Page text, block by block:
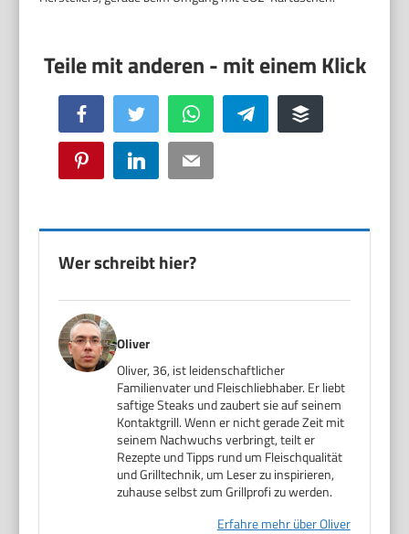
Facebook Twitter WhatsApp Telegram Buffer
Pinterest LinkedIn Email
Wer schreibt hier?
Oliver
Oliver, 36, ist leidenschaftlicher
Familienvater und Fleischliebhaber. Er liebt
saftige Steaks und zaubert sie auf seinem
Kontaktgrill. Wenn er nicht gerade Zeit mit
seinem Nachwuchs verbringt, teilt er
Rezepte und Tipps rund um Fleischqualität
und Grilltechnik, um Leser zu inspirieren,
zuhause selbst zum Grillprofi zu werden.
Erfahre mehr über Oliver